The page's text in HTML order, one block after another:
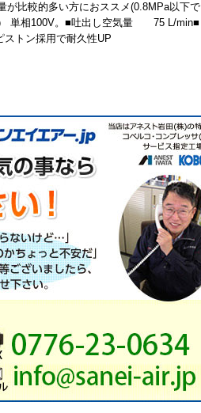
が比較的多い方におススメ(0.8MPa以下で
） 単相100V。■吐出し空気量 75 L/min■
トン採用で耐久性UP